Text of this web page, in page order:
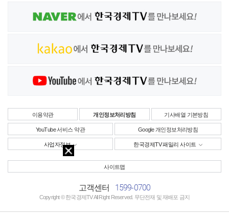
이용약관 개인정보처리방침 기사배열 기본방침
YouTube 서비스 약관 Google 개인정보처리방침
사업자정보 한국경제TV 패밀리 사이트
사이트맵
고객센터 1599-0700
Copyright © 한국경제TV All Right Reserved. 무단전재 및 재배포 금지